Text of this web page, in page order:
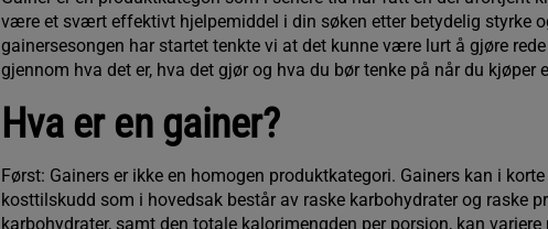
være et svært effektivt hjelpemiddel i din søken etter betydelig styrke
gainersesongen har startet tenkte vi at det kunne være lurt å gjøre
gjennom hva det er, hva det gjør og hva du bør tenke på når du kjøper
Hva er en gainer?
Først: Gainers er ikke en homogen produktkategori. Gainers kan i
kosttilskudd som i hovedsak består av raske karbohydrater og raske
karbohydrater, samt den totale kalorimengden per porsjon, kan